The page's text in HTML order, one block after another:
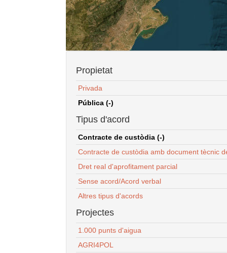
Propietat
Privada
Pública (-)
Tipus d'acord
Contracte de custòdia (-)
Contracte de custòdia amb document tècnic
Dret real d'aprofitament parcial
Sense acord/Acord verbal
Altres tipus d'acords
Projectes
1.000 punts d'aigua
AGRI4POL